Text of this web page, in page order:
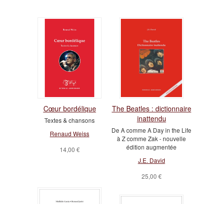
Cœur bordélique
Textes & chansons
Renaud Weiss
14,00 €
The Beatles : dictionnaire
inattendu
De A comme A Day in the Life
à Z comme Zak - nouvelle
édition augmentée
J.E. David
25,00 €